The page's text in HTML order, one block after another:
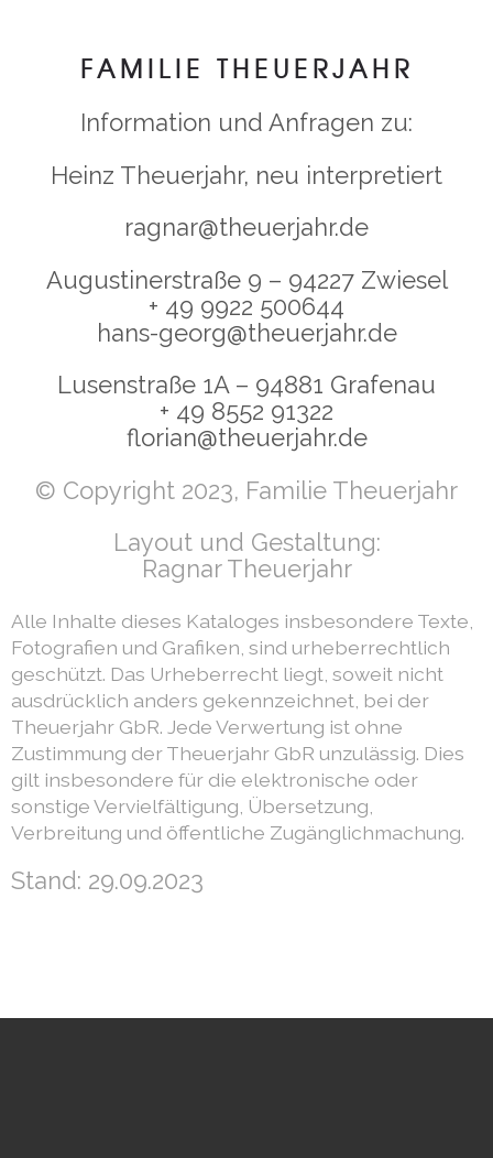
FAMILIE THEUERJAHR
Information und Anfragen zu:
Heinz Theuerjahr, neu interpretiert
ragnar@theuerjahr.de
Augustinerstraße 9 – 94227 Zwiesel
+ 49 9922 500644
hans-georg@theuerjahr.de
Lusenstraße 1A – 94881 Grafenau
+ 49 8552 91322
florian@theuerjahr.de
© Copyright 2023, Familie Theuerjahr
Layout und Gestaltung:
Ragnar Theuerjahr
Alle Inhalte dieses Kataloges insbesondere Texte,
Fotografien und Grafiken, sind urheberrechtlich
geschützt. Das Urheberrecht liegt, soweit nicht
ausdrücklich anders gekennzeichnet, bei der
Theuerjahr GbR. Jede Verwertung ist ohne
Zustimmung der Theuerjahr GbR unzulässig. Dies
gilt insbesondere für die elektronische oder
sonstige Vervielfältigung, Übersetzung,
Verbreitung und öffentliche Zugänglichmachung.
Stand: 29.09.2023